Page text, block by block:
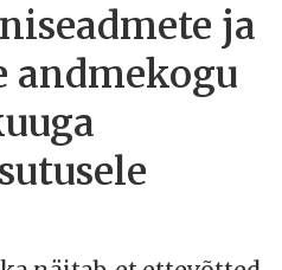
ja
andmekogu